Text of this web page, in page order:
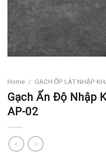
Home / GẠCH ỐP LÁT NHẬP
Gạch Ấn Độ Nhập
AP-02